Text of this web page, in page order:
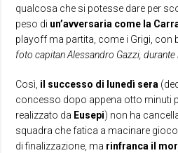
qualcosa che si potesse dare per
peso di un’avversaria come la
playoff ma partita, come i Grigi, con
foto capitan Alessandro Gazzi,
Così, il successo di lunedì sera
concesso dopo appena otto minuti
realizzato da Eusepi) non ha
squadra che fatica a macinare
di finalizzazione, ma rinfranca il